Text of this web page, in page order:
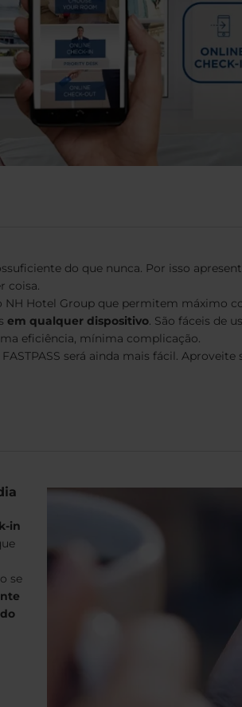
do que nunca. Por isso
coisa.
NH Hotel Group que permitem máximo
em qualquer dispositivo. São fáceis de
eficiência, mínima complicação.
FASTPASS será ainda mais fácil. Aproveite
in
se